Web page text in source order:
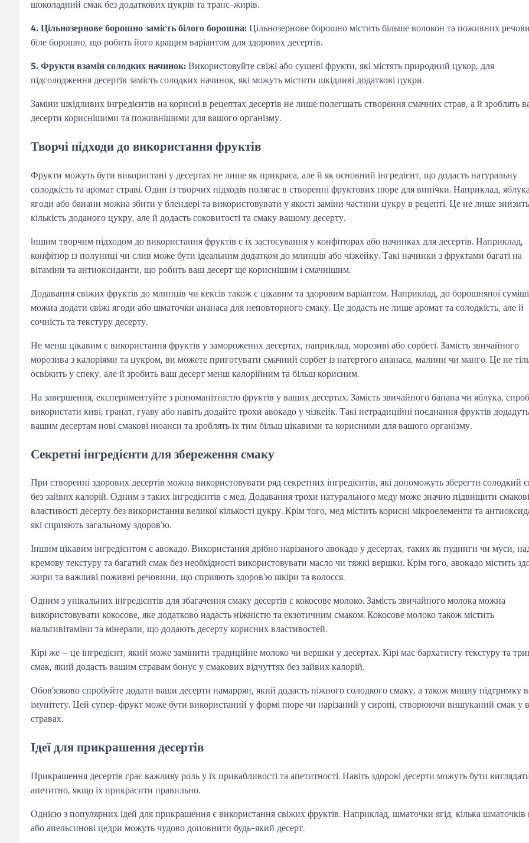
шоколадний смак без додаткових цукрів та транс-жирів.
4. Цільнозернове борошно замість білого борошна:Цільнозернове борошно містить більше волокон та поживних
біле борошно, що робить його кращим варіантом для здорових десертів.
5. Фрукти взамін солодких начинок:Використовуйте свіжі або сушені фрукти, які містять природний цукор, для
підсолодження десертів замість солодких начинок, які можуть містити шкідливі додаткові цукри.
Заміни шкідливих інгредієнтів на корисні в рецептах десертів не лише полегшать створення смачних страв, а й зроблять
десерти кориснішими та поживнішими для вашого організму.
Творчі підходи до використання фруктів
Фрукти можуть бути використані у десертах не лише як прикраса, але й як основний інгредієнт, що додасть натуральну
солодкість та аромат страві. Один із творчих підходів полягає в створенні фруктових пюре для випічки. Наприклад,
ягоди або банани можна збити у блендері та використовувати у якості заміни частини цукру в рецепті. Це не лише знизить
кількість доданого цукру, але й додасть соковитості та смаку вашому десерту.
Iншим творчим підходом до використання фруктів є їх застосування у конфітюрах або начинках для десертів. Наприклад,
конфітюр із полуниці чи слив може бути ідеальним додатком до млинців або чізкейку. Такі начинки з фруктами багаті на
вітаміни та антиоксиданти, що робить ваш десерт ще кориснішим і смачнішим.
Додавання свіжих фруктів до млинців чи кексів також є цікавим та здоровим варіантом. Наприклад, до борошняної суміші
можна додати свіжі ягоди або шматочки ананаса для неповторного смаку. Це додасть не лише аромат та солодкість, але й
сочність та текстуру десерту.
Не менш цікавим є використання фруктів у заморожених десертах, наприклад, морозиві або сорбеті. Замість звичайного
морозива з калоріями та цукром, ви можете приготувати смачний сорбет із натертого ананаса, малини чи манго. Це не
освіжить у спеку, але й зробить ваш десерт менш калорійним та більш корисним.
На завершення, експериментуйте з різноманітністю фруктів у ваших десертах. Замість звичайного банана чи яблука,
використати киві, гранат, гуаву або навіть додайте трохи авокадо у чізкейк. Такі нетрадиційні поєднання фруктів додадуть
вашим десертам нові смакові нюанси та зроблять їх тим більш цікавими та корисними для вашого організму.
Секретні інгредієнти для збереження смаку
При створенні здорових десертів можна використовувати ряд секретних інгредієнтів, які допоможуть зберегти солодкий
без зайвих калорій. Одним з таких інгредієнтів є мед. Додавання трохи натурального меду може значно підвищити смакові
властивості десерту без використання великої кількості цукру. Крім того, мед містить корисні мікроелементи та
які сприяють загальному здоров’ю.
Іншим цікавим інгредієнтом є авокадо. Використання дрібно нарізаного авокадо у десертах, таких як пудинги чи муси,
кремову текстуру та багатий смак без необхідності використовувати масло чи тяжкі вершки. Крім того, авокадо містить
жири та важливі поживні речовини, що сприяють здоров’ю шкіри та волосся.
Одним з унікальних інгредієнтів для збагачення смаку десертів є кокосове молоко. Замість звичайного молока можна
використовувати кокосове, яке додатково надасть ніжністю та екзотичним смаком. Кокосове молоко також містить
мальтивітаміни та мінерали, що додають десерту корисних властивостей.
Кірі же – це інгредієнт, який може замінити традиційне молоко чи вершки у десертах. Кірі має бархатисту текстуру та
смак, який додасть вашим стравам бонус у смакових відчуттях без зайвих калорій.
Обов’язково спробуйте додати ваши десерти намаррян, який додасть ніжного солодкого смаку, а також мицну підтримку
імунітету. Цей супер-фрукт може бути використаний у формі пюре чи нарізаний у сиропі, створюючи вишуканий смак у
стравах.
Ідеї для прикрашення десертів
Прикрашення десертів грає важливу роль у їх привабливості та апетитності. Навіть здорові десерти можуть бути
апетитно, якщо їх прикрасити правильно.
Однією з популярних ідей для прикрашення є використання свіжих фруктів. Наприклад, шматочки ягід, кілька шматочків
або апельсинові цедри можуть чудово доповнити будь-який десерт.